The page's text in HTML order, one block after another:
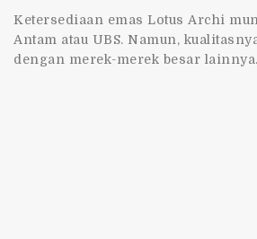
Ketersediaan emas Lotus Archi
Antam atau UBS. Namun,
dengan merek-merek besar lainnya.